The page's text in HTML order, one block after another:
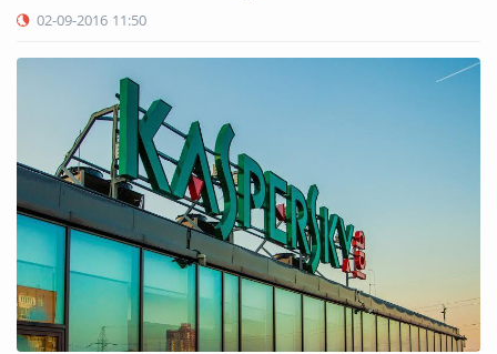
02-09-2016 11:50